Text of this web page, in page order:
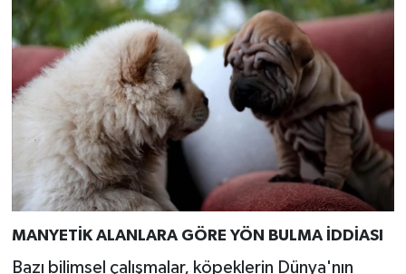
MANYETİK ALANLARA GÖRE YÖN BULMA İDDİASI
Bazı bilimsel çalışmalar, köpeklerin Dünya'nın
Simav
Spor
Tavşanlı
Teknoloji
Türkiye